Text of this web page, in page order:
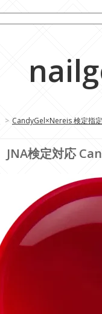
> CandyGel×Nereis 検定指
JNA検定対応